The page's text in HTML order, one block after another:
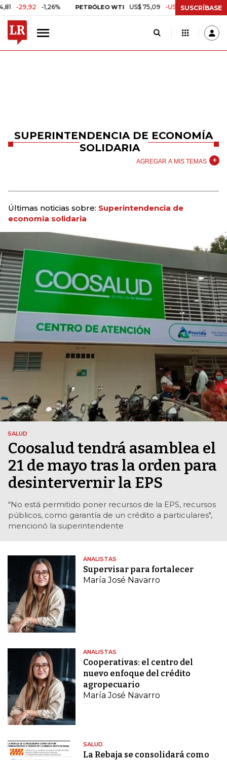
-1,26% PETRÓLEO WTI US$ 75,09 -US$ 0,24 -0,32%
SUSCRÍBASE
SUPERINTENDENCIA DE ECONOMÍA
SOLIDARIA
AGREGAR A MIS TEMAS
Últimas noticias sobre: Superintendencia de
economía solidaria
SALUD
Coosalud tendrá asamblea el
21 de mayo tras la orden para
desintervernir la EPS
"No está permitido poner recursos de la EPS, recursos
públicos, como garantía de un crédito a particulares",
mencionó la superintendente
ANALISTAS
Supervisar para fortalecer
María José Navarro
ANALISTAS
Cooperativas: el centro del
nuevo enfoque del crédito
agropecuario
María José Navarro
SALUD
La Rebaja se consolidará como